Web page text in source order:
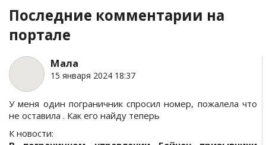
Последние комментарии на
портале
Мала
15 января 2024 18:37
У меня один пограничник спросил номер, пожалела что
не оставила . Как его найду теперь
К новости: